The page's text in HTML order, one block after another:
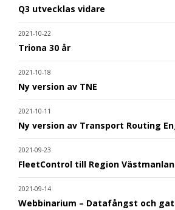
Q3 utvecklas vidare
2021-10-22
Triona 30 år
2021-10-18
Ny version av TNE
2021-10-11
Ny version av Transport Routing
2021-09-23
FleetControl till Region
2021-09-14
Webbinarium – Datafångst och